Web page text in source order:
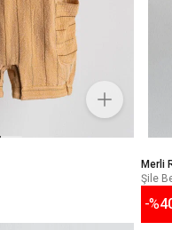
Merli
Şile
-%